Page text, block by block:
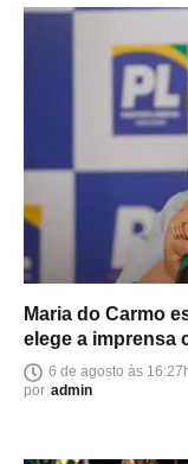
Maria do Carmo
elege a imprensa
6 de agosto às
por admin